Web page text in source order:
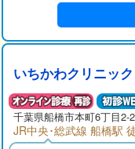
いちかわクリニック
千葉県船橋市本町6丁目2-
JR中央･総武線 船橋駅